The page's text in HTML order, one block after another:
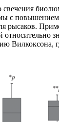
свечения
с
рысаков.
относительно
Вилкоксона,